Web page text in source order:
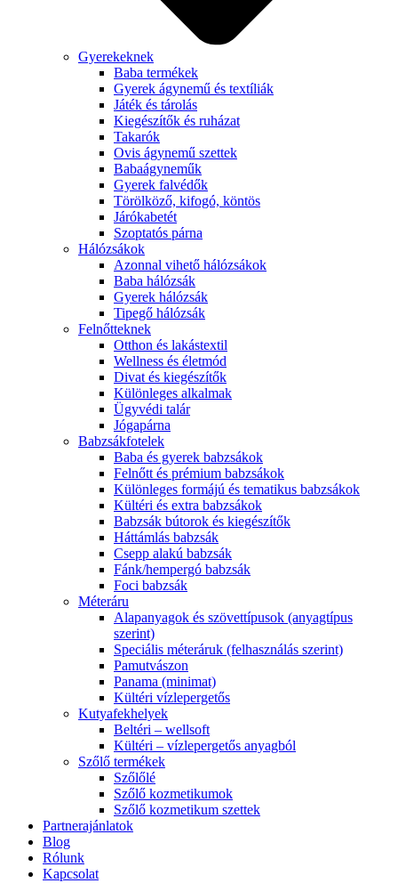
Gyerekeknek
Baba termékek
Gyerek ágynemű és textíliák
Játék és tárolás
Kiegészítők és ruházat
Takarók
Ovis ágynemű szettek
Babaágyneműk
Gyerek falvédők
Törölköző, kifogó, köntös
Járókabetét
Szoptatós párna
Hálózsákok
Azonnal vihető hálózsákok
Baba hálózsák
Gyerek hálózsák
Tipegő hálózsák
Felnőtteknek
Otthon és lakástextil
Wellness és életmód
Divat és kiegészítők
Különleges alkalmak
Ügyvédi talár
Jógapárna
Babzsákfotelek
Baba és gyerek babzsákok
Felnőtt és prémium babzsákok
Különleges formájú és tematikus babzsákok
Kültéri és extra babzsákok
Babzsák bútorok és kiegészítők
Háttámlás babzsák
Csepp alakú babzsák
Fánk/hempergó babzsák
Foci babzsák
Méteráru
Alapanyagok és szövettípusok (anyagtípus
szerint)
Speciális méteráruk (felhasználás szerint)
Pamutvászon
Panama (minimat)
Kültéri vízlepergetős
Kutyafekhelyek
Beltéri – wellsoft
Kültéri – vízlepergetős anyagból
Szőlő termékek
Szőlőlé
Szőlő kozmetikumok
Szőlő kozmetikum szettek
Partnerajánlatok
Blog
Rólunk
Kapcsolat